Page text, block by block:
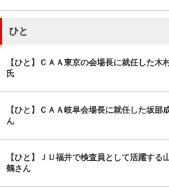
ひと
【ひと】ＣＡＡ東京の会場長に就任した木
氏
【ひと】ＣＡＡ岐阜会場長に就任した坂部
ん
【ひと】ＪＵ福井で検査員として活躍する
鶴さん